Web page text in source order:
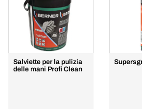
Salviette per la pulizia
delle mani Profi Clean